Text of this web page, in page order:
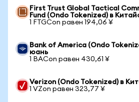
First Trust Global Tactical
Fund (Ondo Tokenized) в
1 FTGCon равен 194,06 ¥
Bank of America (Ondo
юань
1 BACon равен 430,61 ¥
Verizon (Ondo Tokenized) в
1 VZon равен 323,77 ¥